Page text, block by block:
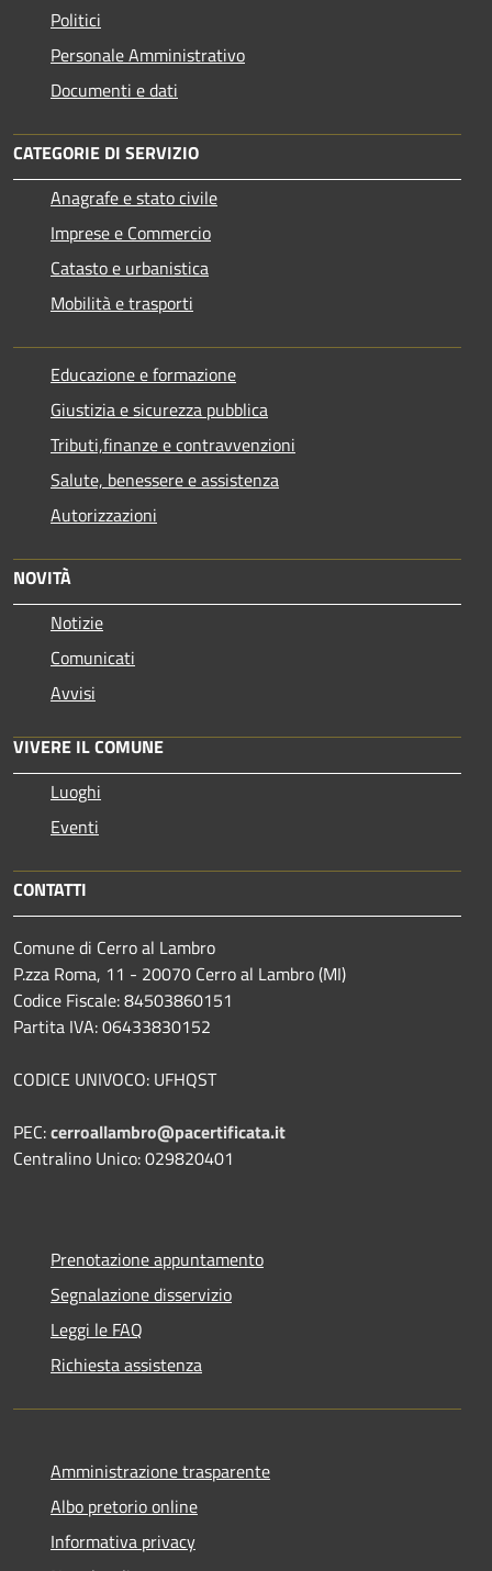
Politici
Personale Amministrativo
Documenti e dati
CATEGORIE DI SERVIZIO
Anagrafe e stato civile
Imprese e Commercio
Catasto e urbanistica
Mobilità e trasporti
Educazione e formazione
Giustizia e sicurezza pubblica
Tributi,finanze e contravvenzioni
Salute, benessere e assistenza
Autorizzazioni
NOVITÀ
Notizie
Comunicati
Avvisi
VIVERE IL COMUNE
Luoghi
Eventi
CONTATTI
Comune di Cerro al Lambro
P.zza Roma, 11 - 20070 Cerro al Lambro (MI)
Codice Fiscale: 84503860151
Partita IVA: 06433830152
CODICE UNIVOCO: UFHQST
PEC:cerroallambro@pacertificata.it
Centralino Unico: 029820401
Prenotazione appuntamento
Segnalazione disservizio
Leggi le FAQ
Richiesta assistenza
Amministrazione trasparente
Albo pretorio online
Informativa privacy